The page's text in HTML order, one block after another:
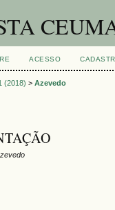
ACESSO
(2018) >Azevedo